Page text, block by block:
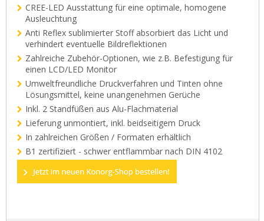
CREE-LED Ausstattung für eine optimale, homogene
Ausleuchtung
Anti Reflex sublimierter Stoff absorbiert das Licht und
verhindert eventuelle Bildreflektionen
Zahlreiche Zubehör-Optionen, wie z.B. Befestigung für
einen LCD/LED Monitor
Umweltfreundliche Druckverfahren und Tinten ohne
Lösungsmittel, keine unangenehmen Gerüche
Inkl. 2 Standfüßen aus Alu-Flachmaterial
Lieferung unmontiert, inkl. beidseitigem Druck
In zahlreichen Größen / Formaten erhältlich
B1 zertifiziert - schwer entflammbar nach DIN 4102